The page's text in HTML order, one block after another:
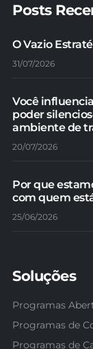
Posts
O Vazio
31/07/2026
Você
poder
ambiente de
20/07/2026
Por que
com quem
25/06/2026
Soluções
Programas
Programas de
Programas de